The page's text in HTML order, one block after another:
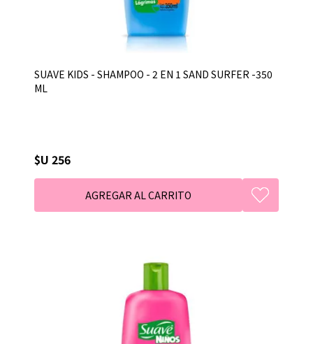
SUAVE KIDS - SHAMPOO - 2 EN 1 SAND SURFER -350
ML
$U 256